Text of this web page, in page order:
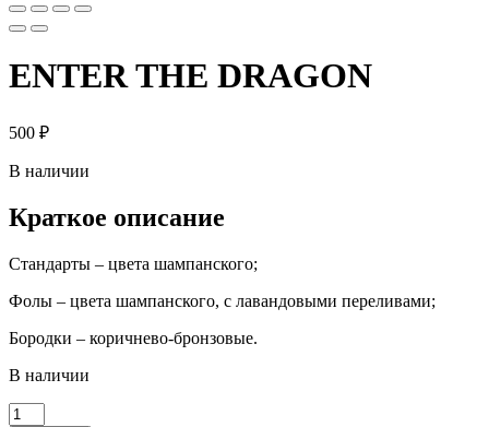
ENTER THE DRAGON
500 ₽
В наличии
Краткое описание
Стандарты – цвета шампанского;
Фолы – цвета шампанского, с лавандовыми переливами;
Бородки – коричнево-бронзовые.
В наличии